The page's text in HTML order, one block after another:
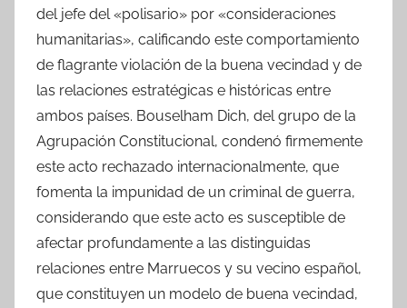
del jefe del «polisario» por «consideraciones
humanitarias», calificando este comportamiento
de flagrante violación de la buena vecindad y de
las relaciones estratégicas e históricas entre
ambos países. Bouselham Dich, del grupo de la
Agrupación Constitucional, condenó firmemente
este acto rechazado internacionalmente, que
fomenta la impunidad de un criminal de guerra,
considerando que este acto es susceptible de
afectar profundamente a las distinguidas
relaciones entre Marruecos y su vecino español,
que constituyen un modelo de buena vecindad,